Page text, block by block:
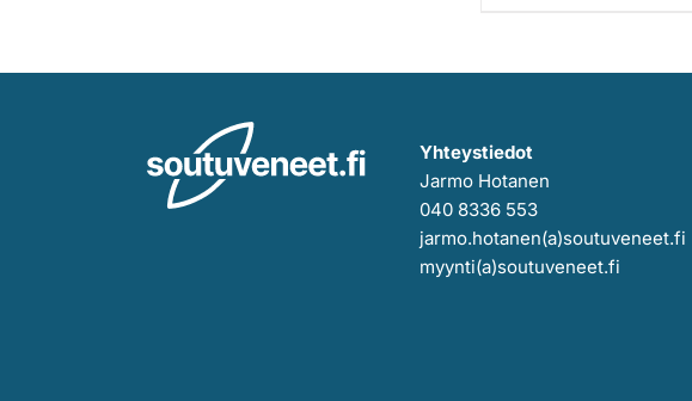
Yhteystiedot
Jarmo Hotanen
040 8336 553
jarmo.hotanen(a)soutuveneet.fi
myynti(a)soutuveneet.fi